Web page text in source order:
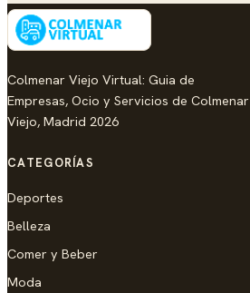
Colmenar Viejo Virtual: Guia de
Empresas, Ocio y Servicios de Colmenar
Viejo, Madrid 2026
CATEGORÍAS
Deportes
Belleza
Comer y Beber
Moda